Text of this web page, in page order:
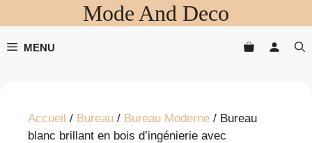
au
contenu
Mode And Deco
MENU
Accueil / Bureau / Bureau Moderne / Bureau
blanc brillant en bois d’ingénierie avec